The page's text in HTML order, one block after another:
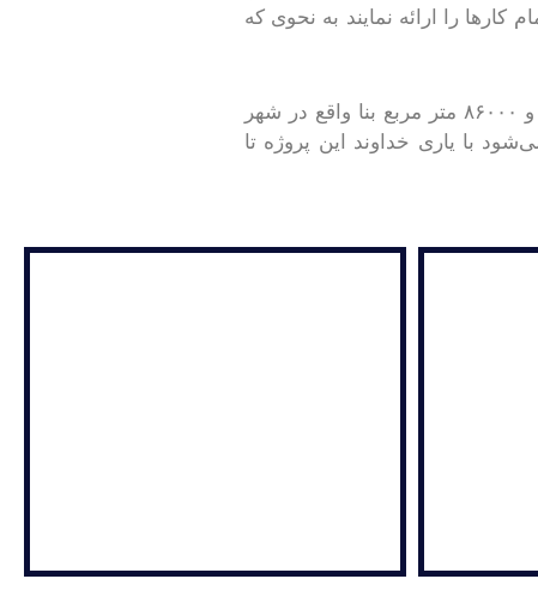
کارها را ارائه نمایند به نحوی که
مختلف، ۷۲۰ پارکینگ در ۱۳ طبقه است. پیش‌بینی می‌شود با یاری خداوند این پروژه تا